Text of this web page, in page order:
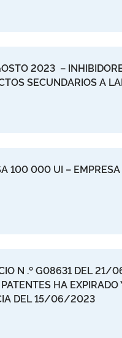
2023 –
SECUNDARIOS A
100 000 UI –
N .º G08631 DEL 21/
HA EXPIRADO
DEL 15/06/2023